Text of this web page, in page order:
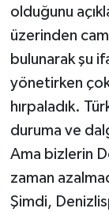
olduğunu
üzerinden
bulunarak şu
yönetirken çok
hırpaladık.
duruma ve
Ama bizlerin
zaman
Şimdi,